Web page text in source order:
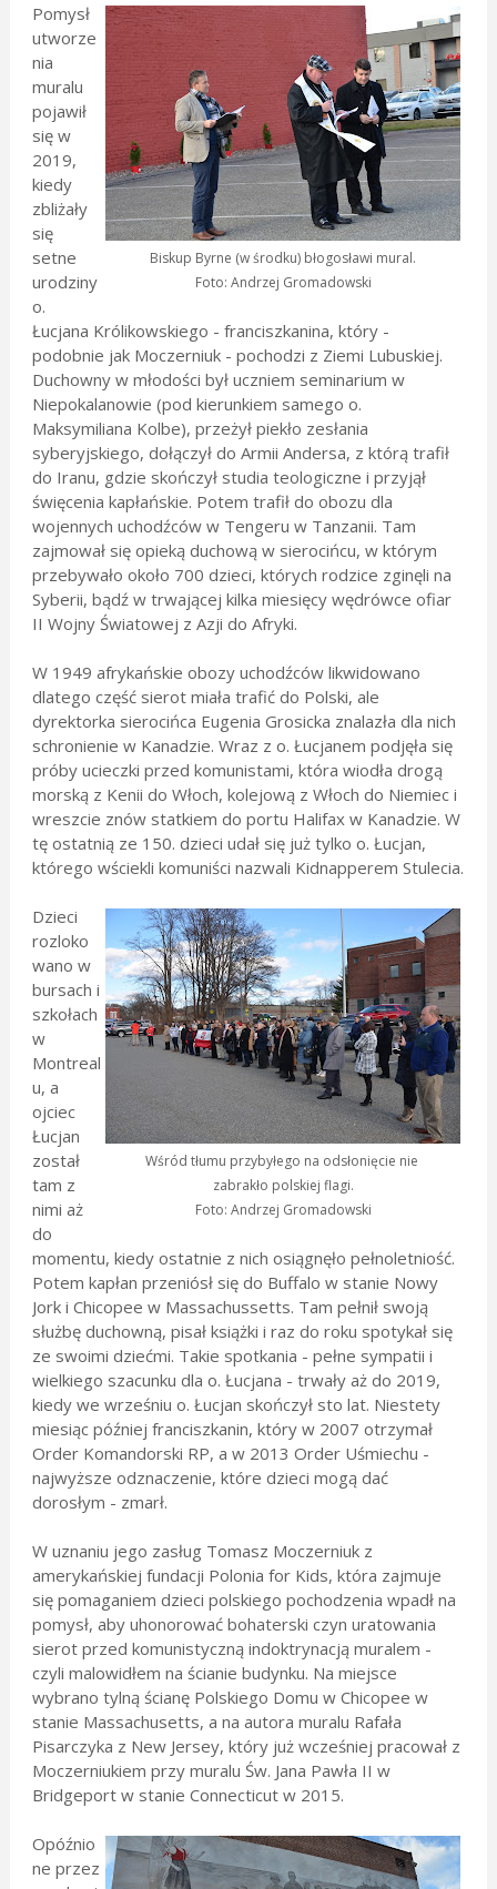
Biskup Byrne (w środku) błogosławi mural.
Foto: Andrzej Gromadowski
Pomysł
utworze
nia
muralu
pojawił
się w
2019,
kiedy
zbliżały
się
setne
urodziny
o.
Łucjana Królikowskiego - franciszkanina, który -
podobnie jak Moczerniuk - pochodzi z Ziemi Lubuskiej.
Duchowny w młodości był uczniem seminarium w
Niepokalanowie (pod kierunkiem samego o.
Maksymiliana Kolbe), przeżył piekło zesłania
syberyjskiego, dołączył do Armii Andersa, z którą trafił
do Iranu, gdzie skończył studia teologiczne i przyjął
święcenia kapłańskie. Potem trafił do obozu dla
wojennych uchodźców w Tengeru w Tanzanii. Tam
zajmował się opieką duchową w sierocińcu, w którym
przebywało około 700 dzieci, których rodzice zginęli na
Syberii, bądź w trwającej kilka miesięcy wędrówce ofiar
II Wojny Światowej z Azji do Afryki.
W 1949 afrykańskie obozy uchodźców likwidowano
dlatego część sierot miała trafić do Polski, ale
dyrektorka sierocińca Eugenia Grosicka znalazła dla nich
schronienie w Kanadzie. Wraz z o. Łucjanem podjęła się
próby ucieczki przed komunistami, która wiodła drogą
morską z Kenii do Włoch, kolejową z Włoch do Niemiec i
wreszcie znów statkiem do portu Halifax w Kanadzie. W
tę ostatnią ze 150. dzieci udał się już tylko o. Łucjan,
którego wściekli komuniści nazwali Kidnapperem Stulecia.
Wśród tłumu przybyłego na odsłonięcie nie
zabrakło polskiej flagi.
Foto: Andrzej Gromadowski
Dzieci
rozloko
wano w
bursach i
szkołach
w
Montreal
u, a
ojciec
Łucjan
został
tam z
nimi aż
do
momentu, kiedy ostatnie z nich osiągnęło pełnoletniość.
Potem kapłan przeniósł się do Buffalo w stanie Nowy
Jork i Chicopee w Massachussetts. Tam pełnił swoją
służbę duchowną, pisał książki i raz do roku spotykał się
ze swoimi dziećmi. Takie spotkania - pełne sympatii i
wielkiego szacunku dla o. Łucjana - trwały aż do 2019,
kiedy we wrześniu o. Łucjan skończył sto lat. Niestety
miesiąc później franciszkanin, który w 2007 otrzymał
Order Komandorski RP, a w 2013 Order Uśmiechu -
najwyższe odznaczenie, które dzieci mogą dać
dorosłym - zmarł.
W uznaniu jego zasług Tomasz Moczerniuk z
amerykańskiej fundacji Polonia for Kids, która zajmuje
się pomaganiem dzieci polskiego pochodzenia wpadł na
pomysł, aby uhonorować bohaterski czyn uratowania
sierot przed komunistyczną indoktrynacją muralem -
czyli malowidłem na ścianie budynku. Na miejsce
wybrano tylną ścianę Polskiego Domu w Chicopee w
stanie Massachusetts, a na autora muralu Rafała
Pisarczyka z New Jersey, który już wcześniej pracował z
Moczerniukiem przy muralu Św. Jana Pawła II w
Bridgeport w stanie Connecticut w 2015.
Opóźnio
ne przez